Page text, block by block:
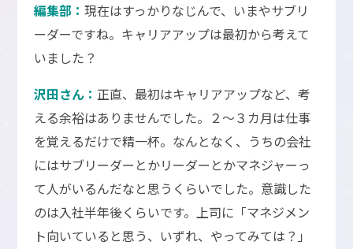
編集部： 現在はすっかりなじんで、いまやサブリ
ーダーですね。キャリアアップは最初から考えて
いました？
沢田さん： 正直、最初はキャリアアップなど、考
える余裕はありませんでした。２～３カ月は仕事
を覚えるだけで精一杯。なんとなく、うちの会社
にはサブリーダーとかリーダーとかマネジャーっ
て人がいるんだなと思うくらいでした。意識した
のは入社半年後くらいです。上司に「マネジメン
ト向いていると思う、いずれ、やってみては？」